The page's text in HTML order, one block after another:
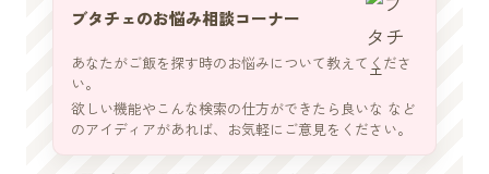
ブタチェのお悩み相談コーナー
あなたがご飯を探す時のお悩みについて教えてくださ
い。
欲しい機能やこんな検索の仕方ができたら良いな など
のアイディアがあれば、お気軽にご意見をください。